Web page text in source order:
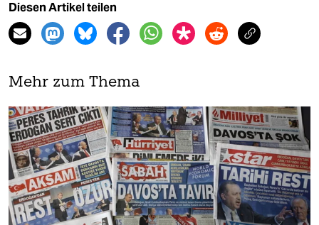
Diesen Artikel teilen
Mehr zum Thema